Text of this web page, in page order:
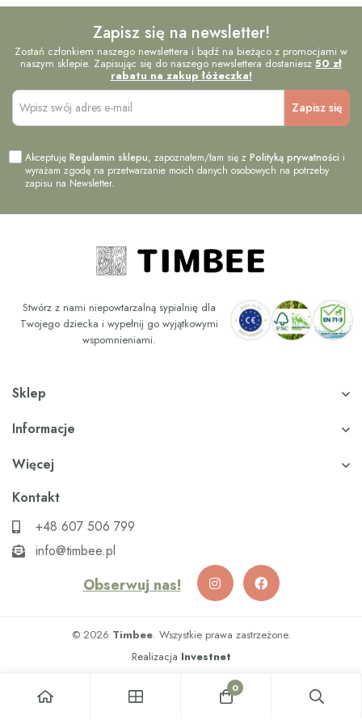
Zapisz się na newsletter!
Zostań członkiem naszego newslettera i bądź na bieżąco z promocjami w
naszym sklepie. Zapisując się do naszego newslettera dostaniesz 50 zł
rabatu na zakup łóżeczka!
AkceptujęRegulamin sklepu, zapoznałem/łam się zPolityką prywatności i
wyrażam zgodę na przetwarzanie moich danych osobowych na potrzeby
zapisu na Newsletter.
Stwórz z nami niepowtarzalną sypialnię dla
Twojego dziecka i wypełnij go wyjątkowymi
wspomnieniami.
Sklep
Informacje
Więcej
Kontakt
+48 607 506 799
info@timbee.pl
Obserwuj nas!
© 2026 Timbee. Wszystkie prawa zastrzeżone.
Realizacja Investnet
0